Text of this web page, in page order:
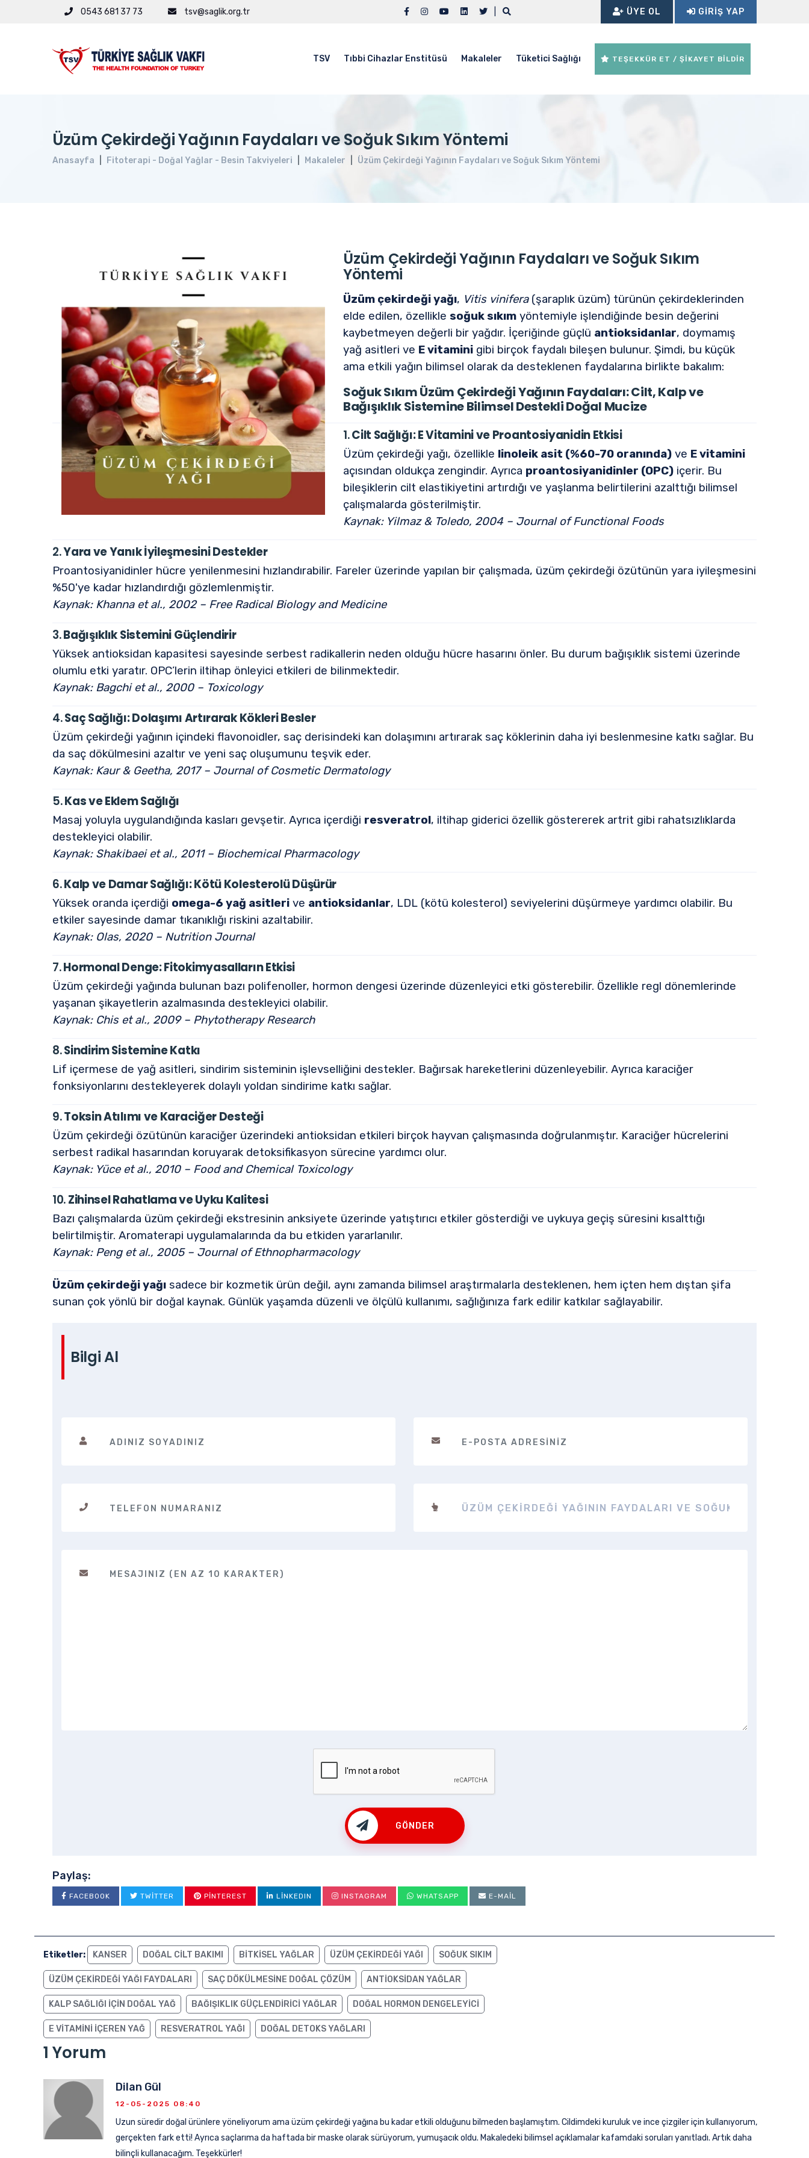
0543 681 37 73 tsv@saglik.org.tr ÜYE OL GIRIŞ YAP
TSV Tıbbi Cihazlar Enstitüsü Makaleler Tüketici Sağlığı TEŞEKKÜR ET / ŞİKAYET BİLDİR
Üzüm Çekirdeği Yağının Faydaları ve Soğuk Sıkım Yöntemi
Anasayfa Fitoterapi - Doğal Yağlar - Besin Takviyeleri Makaleler Üzüm Çekirdeği Yağının Faydaları ve Soğuk Sıkım Yöntemi
Üzüm Çekirdeği Yağının Faydaları ve Soğuk Sıkım
Yöntemi
Üzüm çekirdeği yağı, Vitis vinifera(şaraplık üzüm) türünün çekirdeklerinden
elde edilen, özellikle soğuk sıkım yöntemiyle işlendiğinde besin değerini
kaybetmeyen değerli bir yağdır. İçeriğinde güçlü antioksidanlar, doymamış
yağ asitleri ve E vitamini gibi birçok faydalı bileşen bulunur. Şimdi, bu küçük
ama etkili yağın bilimsel olarak da desteklenen faydalarına birlikte bakalım:
Soğuk Sıkım Üzüm Çekirdeği Yağının Faydaları: Cilt, Kalp ve
Bağışıklık Sistemine Bilimsel Destekli Doğal Mucize
1.Cilt Sağlığı: E Vitamini ve Proantosiyanidin Etkisi
Üzüm çekirdeği yağı, özellikle linoleik asit (%60-70 oranında) ve E vitamini
açısından oldukça zengindir. Ayrıca proantosiyanidinler (OPC) içerir. Bu
bileşiklerin cilt elastikiyetini artırdığı ve yaşlanma belirtilerini azalttığı bilimsel
çalışmalarda gösterilmiştir.
Kaynak: Yilmaz & Toledo, 2004 – Journal of Functional Foods
2.Yara ve Yanık İyileşmesini Destekler
Proantosiyanidinler hücre yenilenmesini hızlandırabilir. Fareler üzerinde yapılan bir çalışmada, üzüm çekirdeği özütünün yara iyileşmesini
%50'ye kadar hızlandırdığı gözlemlenmiştir.
Kaynak: Khanna et al., 2002 – Free Radical Biology and Medicine
3.Bağışıklık Sistemini Güçlendirir
Yüksek antioksidan kapasitesi sayesinde serbest radikallerin neden olduğu hücre hasarını önler. Bu durum bağışıklık sistemi üzerinde
olumlu etki yaratır. OPC’lerin iltihap önleyici etkileri de bilinmektedir.
Kaynak: Bagchi et al., 2000 – Toxicology
4.Saç Sağlığı: Dolaşımı Artırarak Kökleri Besler
Üzüm çekirdeği yağının içindeki flavonoidler, saç derisindeki kan dolaşımını artırarak saç köklerinin daha iyi beslenmesine katkı sağlar. Bu
da saç dökülmesini azaltır ve yeni saç oluşumunu teşvik eder.
Kaynak: Kaur & Geetha, 2017 – Journal of Cosmetic Dermatology
5.Kas ve Eklem Sağlığı
Masaj yoluyla uygulandığında kasları gevşetir. Ayrıca içerdiği resveratrol, iltihap giderici özellik göstererek artrit gibi rahatsızlıklarda
destekleyici olabilir.
Kaynak: Shakibaei et al., 2011 – Biochemical Pharmacology
6.Kalp ve Damar Sağlığı: Kötü Kolesterolü Düşürür
Yüksek oranda içerdiği omega-6 yağ asitleri ve antioksidanlar, LDL (kötü kolesterol) seviyelerini düşürmeye yardımcı olabilir. Bu
etkiler sayesinde damar tıkanıklığı riskini azaltabilir.
Kaynak: Olas, 2020 – Nutrition Journal
7.Hormonal Denge: Fitokimyasalların Etkisi
Üzüm çekirdeği yağında bulunan bazı polifenoller, hormon dengesi üzerinde düzenleyici etki gösterebilir. Özellikle regl dönemlerinde
yaşanan şikayetlerin azalmasında destekleyici olabilir.
Kaynak: Chis et al., 2009 – Phytotherapy Research
8.Sindirim Sistemine Katkı
Lif içermese de yağ asitleri, sindirim sisteminin işlevselliğini destekler. Bağırsak hareketlerini düzenleyebilir. Ayrıca karaciğer
fonksiyonlarını destekleyerek dolaylı yoldan sindirime katkı sağlar.
9.Toksin Atılımı ve Karaciğer Desteği
Üzüm çekirdeği özütünün karaciğer üzerindeki antioksidan etkileri birçok hayvan çalışmasında doğrulanmıştır. Karaciğer hücrelerini
serbest radikal hasarından koruyarak detoksifikasyon sürecine yardımcı olur.
Kaynak: Yüce et al., 2010 – Food and Chemical Toxicology
10.Zihinsel Rahatlama ve Uyku Kalitesi
Bazı çalışmalarda üzüm çekirdeği ekstresinin anksiyete üzerinde yatıştırıcı etkiler gösterdiği ve uykuya geçiş süresini kısalttığı
belirtilmiştir. Aromaterapi uygulamalarında da bu etkiden yararlanılır.
Kaynak: Peng et al., 2005 – Journal of Ethnopharmacology
Üzüm çekirdeği yağı sadece bir kozmetik ürün değil, aynı zamanda bilimsel araştırmalarla desteklenen, hem içten hem dıştan şifa
sunan çok yönlü bir doğal kaynak. Günlük yaşamda düzenli ve ölçülü kullanımı, sağlığınıza fark edilir katkılar sağlayabilir.
Bilgi Al
GÖNDER
Paylaş:
FACEBOOK TWITTER PINTEREST LINKEDIN INSTAGRAM WHATSAPP E-MAIL
Etiketler: KANSER DOĞAL CILT BAKIMI BITKISEL YAĞLAR ÜZÜM ÇEKIRDEĞI YAĞI SOĞUK SIKIM
ÜZÜM ÇEKIRDEĞI YAĞI FAYDALARI SAÇ DÖKÜLMESINE DOĞAL ÇÖZÜM ANTIOKSIDAN YAĞLAR
KALP SAĞLIĞI IÇIN DOĞAL YAĞ BAĞIŞIKLIK GÜÇLENDIRICI YAĞLAR DOĞAL HORMON DENGELEYICI
E VITAMINI IÇEREN YAĞ RESVERATROL YAĞI DOĞAL DETOKS YAĞLARI
1 Yorum
Dilan Gül
12-05-2025 08:40
Uzun süredir doğal ürünlere yöneliyorum ama üzüm çekirdeği yağına bu kadar etkili olduğunu bilmeden başlamıştım. Cildimdeki kuruluk ve ince çizgiler için kullanıyorum,
gerçekten fark etti! Ayrıca saçlarıma da haftada bir maske olarak sürüyorum, yumuşacık oldu. Makaledeki bilimsel açıklamalar kafamdaki soruları yanıtladı. Artık daha
bilinçli kullanacağım. Teşekkürler!